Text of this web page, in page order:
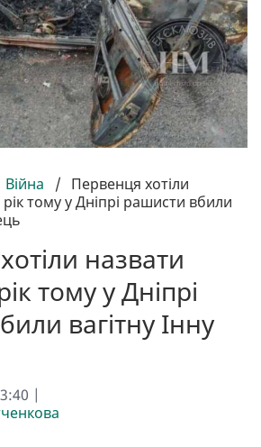
Війна / Первенця хотіли
тому у Дніпрі рашисти вбили
назвати
тому у Дніпрі
вагітну Інну
|